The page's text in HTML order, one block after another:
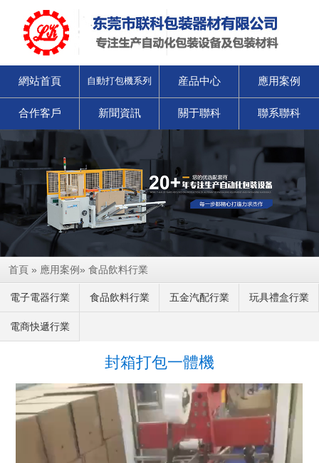
網站首頁 自動打包機系列 産品中心 應用案例
合作客戶 新聞資訊 關于聯科 聯系聯科
首頁 » 應用案例» 食品飲料行業
電子電器行業 食品飲料行業 五金汽配行業 玩具禮盒行業
電商快遞行業
封箱打包一體機